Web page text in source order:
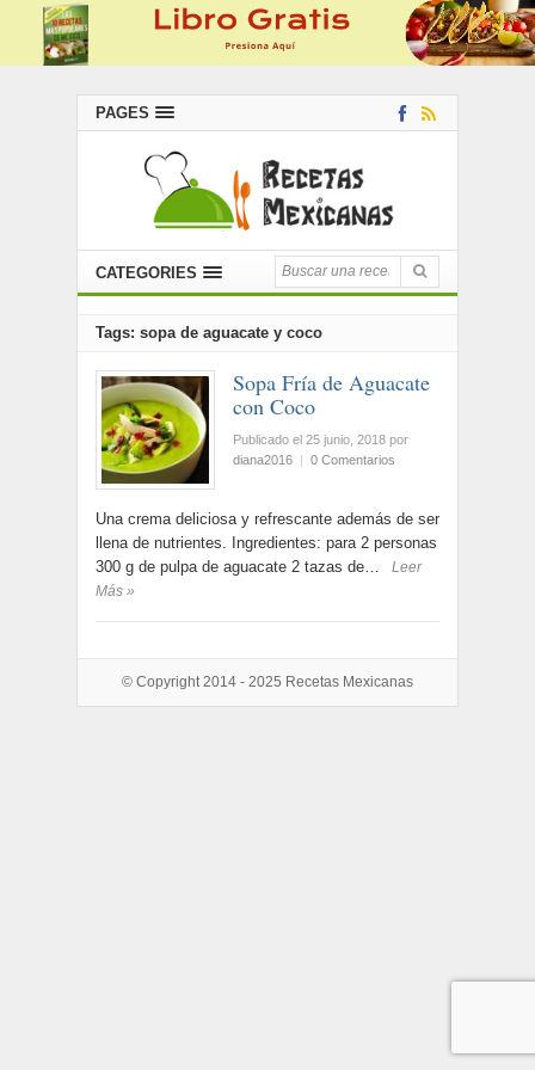
PAGES
CATEGORIES
Tags: sopa de aguacate y coco
Sopa Fría de Aguacate
con Coco
Publicado el 25 junio, 2018 por
diana2016 | 0 Comentarios
Una crema deliciosa y refrescante además de ser
llena de nutrientes. Ingredientes: para 2 personas
300 g de pulpa de aguacate 2 tazas de…
Leer
Más »
© Copyright 2014 - 2025 Recetas Mexicanas